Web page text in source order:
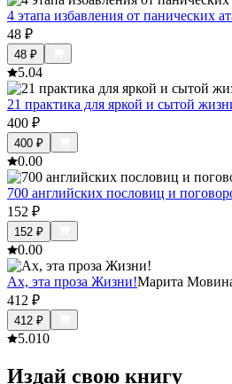
4 этапа избавления от панических
48 ₽
48 ₽
5.04
21 практика для яркой и сытой
400 ₽
400 ₽
0.00
700 английских пословиц и
152 ₽
152 ₽
0.00
Ах, эта проза Жизни!Марита
412 ₽
412 ₽
5.010
Издай свою книгу